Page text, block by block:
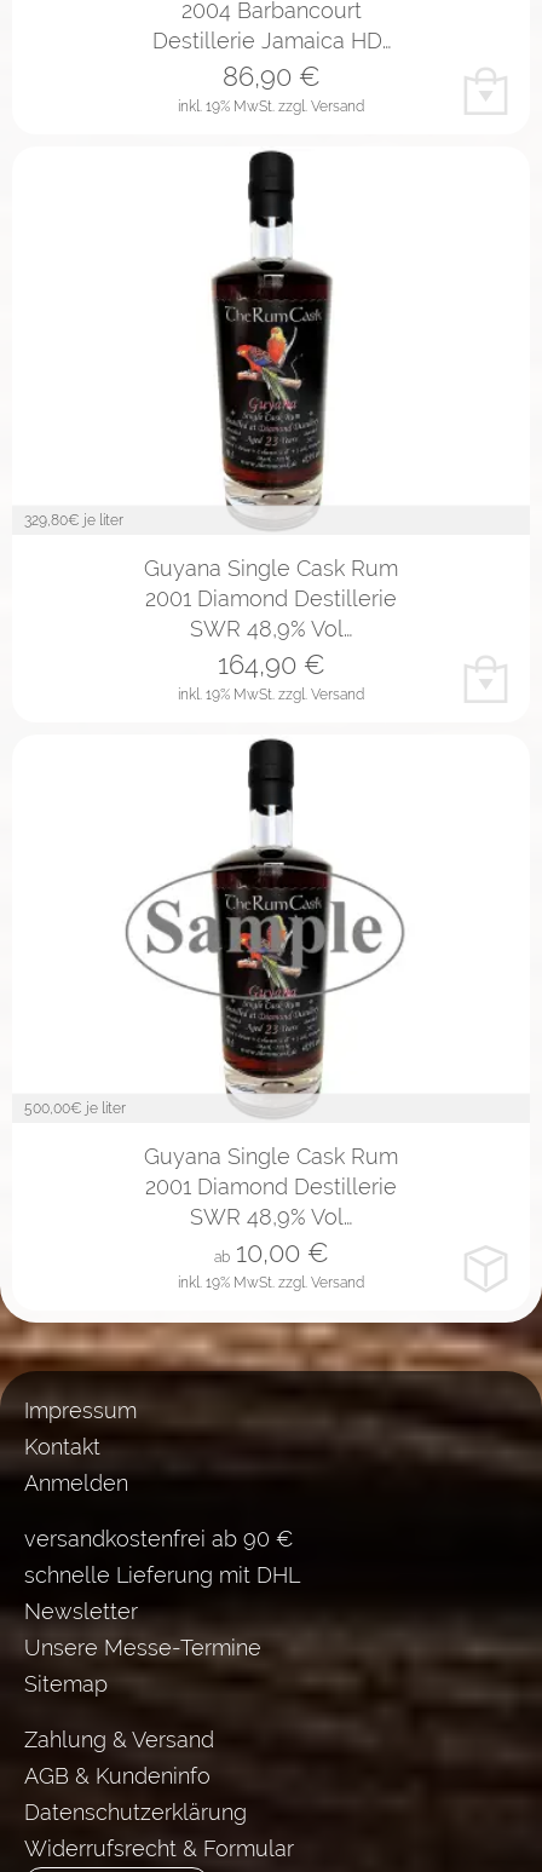
2004 Barbancourt
Destillerie Jamaica HD…
inkl. 19% MwSt. zzgl. Versand
86,90€
329,80€ je liter
Guyana Single Cask Rum
2001 Diamond Destillerie
SWR 48,9% Vol…
inkl. 19% MwSt. zzgl. Versand
164,90€
500,00€ je liter
Guyana Single Cask Rum
2001 Diamond Destillerie
SWR 48,9% Vol…
inkl. 19% MwSt. zzgl. Versand
ab 10,00€
Impressum
Kontakt
Anmelden
versandkostenfrei ab 90 €
schnelle Lieferung mit DHL
Newsletter
Unsere Messe-Termine
Sitemap
Zahlung & Versand
AGB & Kundeninfo
Datenschutzerklärung
Widerrufsrecht & Formular